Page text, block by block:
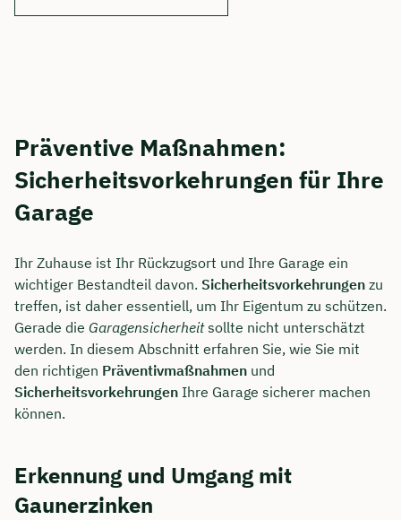
Präventive Maßnahmen:
Sicherheitsvorkehrungen für Ihre
Garage
Ihr Zuhause ist Ihr Rückzugsort und Ihre Garage ein
wichtiger Bestandteil davon. Sicherheitsvorkehrungen zu
treffen, ist daher essentiell, um Ihr Eigentum zu schützen.
Gerade die Garagensicherheitsollte nicht unterschätzt
werden. In diesem Abschnitt erfahren Sie, wie Sie mit
den richtigen Präventivmaßnahmen und
Sicherheitsvorkehrungen Ihre Garage sicherer machen
können.
Erkennung und Umgang mit
Gaunerzinken